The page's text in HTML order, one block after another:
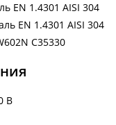
EN 1.4301 AISI 304
EN 1.4301 AISI 304
C35330
В